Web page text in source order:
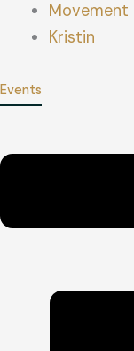
Movement
Kristin
Events